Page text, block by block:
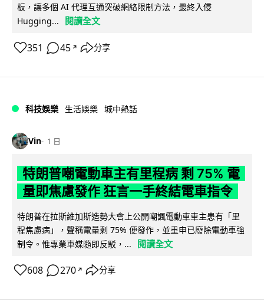
板，讓多個 AI 代理互通突破網絡限制方法，最終入侵
Hugging...
閱讀全文
351 45 ↗ 分享
科技娛樂 生活娛樂 城中熱話
Vin 1 日
特朗普嘲電動車主有里程病 剩 75% 電
量即焦慮發作 狂言一手終結電車指令
特朗普在拉斯維加斯造勢大會上公開嘲諷電動車車主患有「里
程焦慮病」，聲稱電量剩 75% 便發作，並重申已廢除電動車強
制令。惟專業車媒隨即反駁，...
閱讀全文
608 270 ↗ 分享